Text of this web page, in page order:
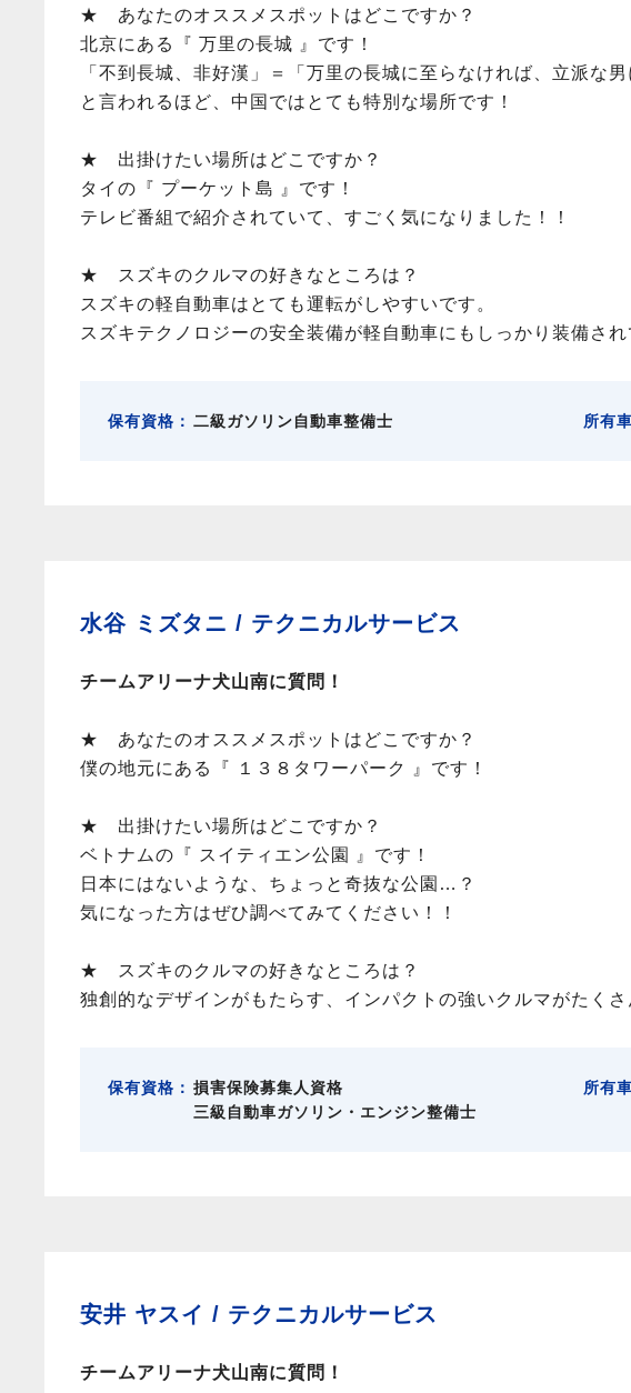
★ あなたのオススメスポットはどこですか？
北京にある『 万里の長城 』です！
「不到長城、非好漢」＝「万里の長城に至らなければ、立派な男
と言われるほど、中国ではとても特別な場所です！
★ 出掛けたい場所はどこですか？
タイの『 プーケット島 』です！
テレビ番組で紹介されていて、すごく気になりました！！
★ スズキのクルマの好きなところは？
スズキの軽自動車はとても運転がしやすいです。
スズキテクノロジーの安全装備が軽自動車にもしっかり装備され
保有資格： 二級ガソリン自動車整備士 所有
水谷 ミズタニ / テクニカルサービス
チームアリーナ犬山南に質問！
★ あなたのオススメスポットはどこですか？
僕の地元にある『 １３８タワーパーク 』です！
★ 出掛けたい場所はどこですか？
ベトナムの『 スイティエン公園 』です！
日本にはないような、ちょっと奇抜な公園…？
気になった方はぜひ調べてみてください！！
★ スズキのクルマの好きなところは？
独創的なデザインがもたらす、インパクトの強いクルマがたくさ
保有資格： 損害保険募集人資格
三級自動車ガソリン・エンジン整備士
所有
安井 ヤスイ / テクニカルサービス
チームアリーナ犬山南に質問！